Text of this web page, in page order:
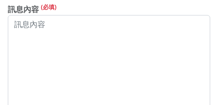
訊息內容 (必填)